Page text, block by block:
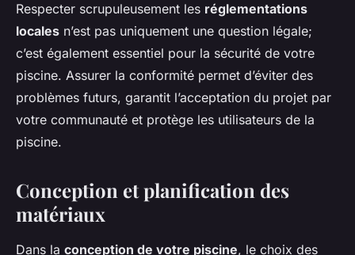
Respecter scrupuleusement les réglementations
locales n’est pas uniquement une question légale;
c’est également essentiel pour la sécurité de votre
piscine. Assurer la conformité permet d’éviter des
problèmes futurs, garantit l’acceptation du projet par
votre communauté et protège les utilisateurs de la
piscine.
Conception et planification des
matériaux
Dans la conception de votre piscine, le choix des